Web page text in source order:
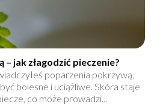
jak złagodzić pieczenie?
poparzenia pokrzywą,
bolesne i uciążliwe. Skóra staje
co może prowadzi...